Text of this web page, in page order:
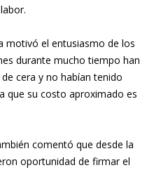
motivó el entusiasmo de los
durante mucho tiempo han
cera y no habían tenido
que su costo aproximado es
comentó que desde la
oportunidad de firmar el